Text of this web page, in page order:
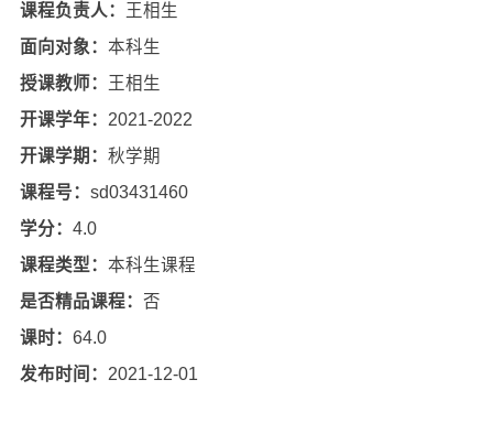
课程负责人：
王相生
面向对象： 本科生
授课教师：
王相生
开课学年： 2021-2022
开课学期： 秋学期
课程号： sd03431460
学分： 4.0
课程类型： 本科生课程
是否精品课程： 否
课时： 64.0
发布时间： 2021-12-01